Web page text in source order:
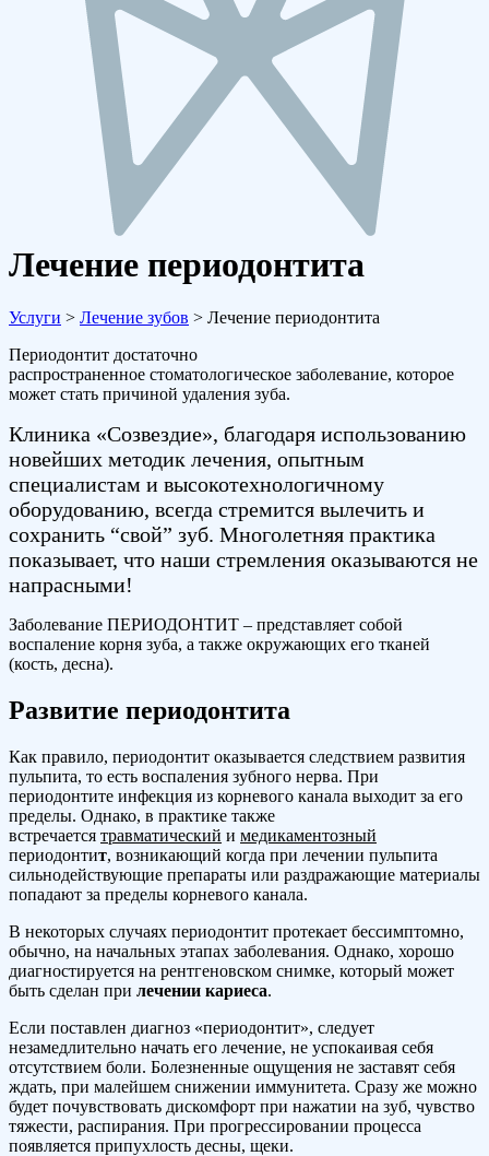
Лечение периодонтита
Услуги > Лечение зубов > Лечение периодонтита
Периодонтит достаточно
распространенное стоматологическое заболевание, которое
может стать причиной удаления зуба.
Клиника «Созвездие», благодаря использованию
новейших методик лечения, опытным
специалистам и высокотехнологичному
оборудованию, всегда стремится вылечить и
сохранить “свой” зуб. Многолетняя практика
показывает, что наши стремления оказываются не
напрасными!
Заболевание ПЕРИОДОНТИТ – представляет собой
воспаление корня зуба, а также окружающих его тканей
(кость, десна).
Развитие периодонтита
Как правило, периодонтит оказывается следствием развития
пульпита, то есть воспаления зубного нерва. При
периодонтите инфекция из корневого канала выходит за его
пределы. Однако, в практике также
встречается травматический и медикаментозный
периодонтит, возникающий когда при лечении пульпита
сильнодействующие препараты или раздражающие материалы
попадают за пределы корневого канала.
В некоторых случаях периодонтит протекает бессимптомно,
обычно, на начальных этапах заболевания. Однако, хорошо
диагностируется на рентгеновском снимке, который может
быть сделан при лечении кариеса.
Если поставлен диагноз «периодонтит», следует
незамедлительно начать его лечение, не успокаивая себя
отсутствием боли. Болезненные ощущения не заставят себя
ждать, при малейшем снижении иммунитета. Сразу же можно
будет почувствовать дискомфорт при нажатии на зуб, чувство
тяжести, распирания. При прогрессировании процесса
появляется припухлость десны, щеки.